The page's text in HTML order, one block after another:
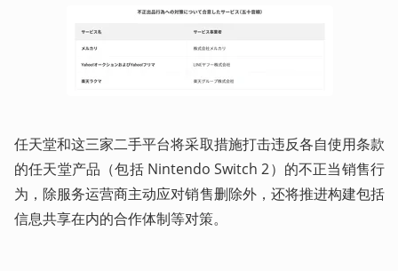
任天堂和这三家二手平台将采取措施打击违反各自使用条款
的任天堂产品（包括 Nintendo Switch 2）的不正当销售行
为，除服务运营商主动应对销售删除外，还将推进构建包括
信息共享在内的合作体制等对策。